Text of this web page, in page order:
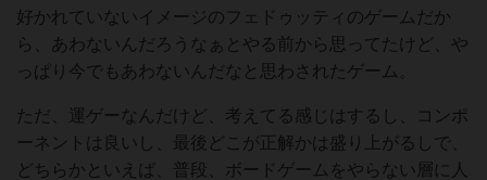
好かれていないイメージのフェドゥッティのゲームだか
ら、あわないんだろうなぁとやる前から思ってたけど、や
っぱり今でもあわないんだなと思わされたゲーム。
ただ、運ゲーなんだけど、考えてる感じはするし、コンポ
ーネントは良いし、最後どこが正解かは盛り上がるしで、
どちらかといえば、普段、ボードゲームをやらない層に人